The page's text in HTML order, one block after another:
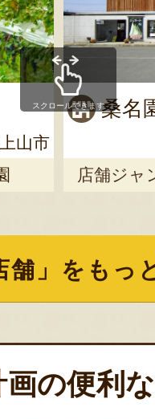
山市
桑名
店舗ジャ
スクロールできます
舗」をもっ
画の便利